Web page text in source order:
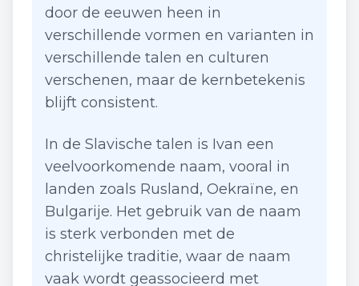
door de eeuwen heen in
verschillende vormen en varianten in
verschillende talen en culturen
verschenen, maar de kernbetekenis
blijft consistent.
In de Slavische talen is Ivan een
veelvoorkomende naam, vooral in
landen zoals Rusland, Oekraïne, en
Bulgarije. Het gebruik van de naam
is sterk verbonden met de
christelijke traditie, waar de naam
vaak wordt geassocieerd met